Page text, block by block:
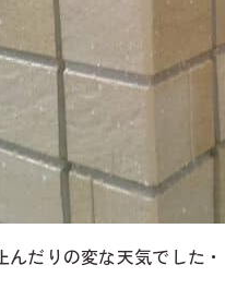
んだりの変な天気でした・